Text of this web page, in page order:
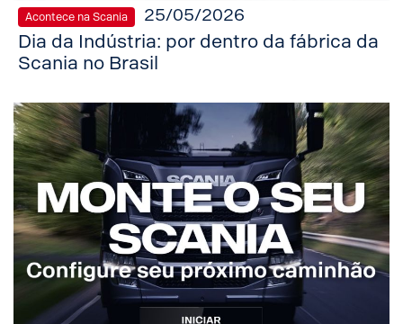
Acontece na Scania 25/05/2026
Dia da Indústria: por dentro da fábrica da
Scania no Brasil